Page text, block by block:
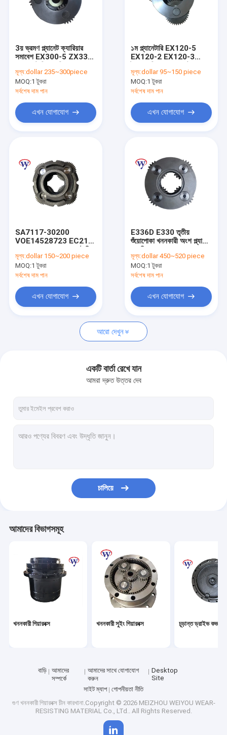
খননকারী গিয়ারবক্স
চূড়ান্ত ড্রাইভ কভার
গ্রহ ক্যারিয়ার সমাবেশ
ফাইনাল ড্রাইভ হাব
Gearbox Ring Gear
প্ল্যানেটারি গিয়ার ক্যারিয়ার
খননকারক ড্রাইভ মোটর
মোটর গিয়ারবক্স যন্ত্রাংশ
3য় ভ্রমণ প্ল্যানেট ক্যারিয়ার
সমাবেশ EX300-5 ZX330-
1022198
মূল্য:dollar 235~300piece
MOQ:1 টুকরা
সর্বশেষ দাম পান
এখন যোগাযোগ
১ম প্ল্যানেটারি EX120-5
EX120-2 EX120-3
ক্যারিয়ার অ্যাসেম্বলি
2028797-A
মূল্য:dollar 95~150 piece
MOQ:1 টুকরা
সর্বশেষ দাম পান
এখন যোগাযোগ
SA7117-30200
VOE14528723 EC210
ক্যারিয়ার অ্যাসেম্বলি
মূল্য:dollar 150~200 piece
MOQ:1 টুকরা
সর্বশেষ দাম পান
এখন যোগাযোগ
E336D E330 তৃতীয়
শুঁয়োপোকা খননকারী অংশ প্ল্যানেট
মূল্য:dollar 450~520 piece
MOQ:1 টুকরা
সর্বশেষ দাম পান
এখন যোগাযোগ
আরো দেখুন
একটি বার্তা রেখে যান
আমরা দ্রুত উত্তর দেব
চালিয়ে
আমাদের বিভাগসমূহ
খননকারী গিয়ারবক্স খননকারী সুইং গিয়ারবক্স চূড়ান্ত ড্রাইভ কভার
বাড়ি
আমাদের
সম্পর্কে
আমাদের সাথে যোগাযোগ
করুন
Desktop
Site
সাইট ম্যাপ
গোপনীয়তা নীতি
গুণ খননকারী গিয়ারবক্সচীন কারখানা.Copyright © 2026 MEIZHOU WEIYOU WEAR-
RESISTING MATERIAL Co., LTd.. All Rights Reserved.